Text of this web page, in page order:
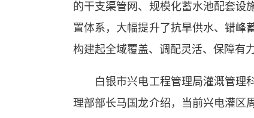
的干支渠管网、规模化蓄水池配套设
置体系，大幅提升了抗旱供水、错峰
构建起全域覆盖、调配灵活、保障有
白银市兴电工程管理局灌溉管理科
理部部长马国龙介绍，当前兴电灌区